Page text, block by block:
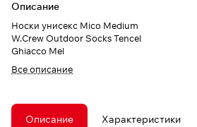
Описание
Носки унисекс Mico Medium
W.Crew Outdoor Socks Tencel
Ghiacco Mel
Все описание
Описание Характеристики